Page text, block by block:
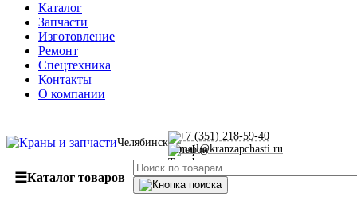
Каталог
Запчасти
Изготовление
Ремонт
Спецтехника
Контакты
О компании
Челябинск
+7 (351) 218-59-40
mail@kranzapchasti.ru
☰Каталог товаров